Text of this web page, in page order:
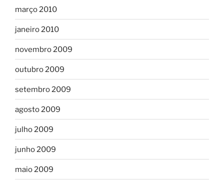
março 2010
janeiro 2010
novembro 2009
outubro 2009
setembro 2009
agosto 2009
julho 2009
junho 2009
maio 2009